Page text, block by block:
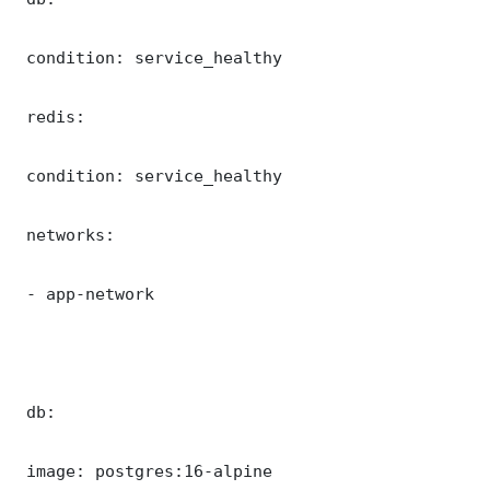
condition: service_healthy
redis:
condition: service_healthy
networks:
- app-network
db:
image: postgres:16-alpine